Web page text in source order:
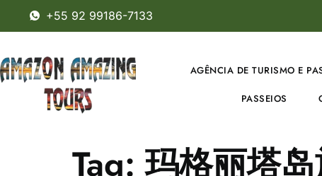
+55 92 99186-7133
AGÊNCIA DE TURISMO E
PASSEIOS
Tag:玛格丽塔